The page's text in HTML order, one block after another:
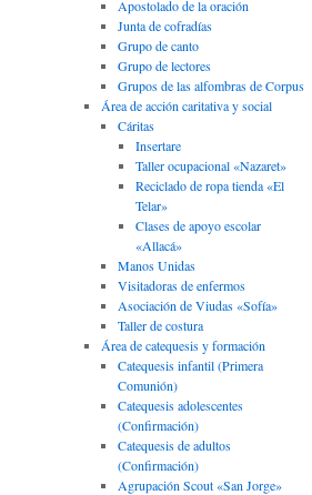
Apostolado de la oración
Junta de cofradías
Grupo de canto
Grupo de lectores
Grupos de las alfombras de Corpus
Área de acción caritativa y social
Cáritas
Insertare
Taller ocupacional «Nazaret»
Reciclado de ropa tienda «El
Telar»
Clases de apoyo escolar
«Allacá»
Manos Unidas
Visitadoras de enfermos
Asociación de Viudas «Sofía»
Taller de costura
Área de catequesis y formación
Catequesis infantil (Primera
Comunión)
Catequesis adolescentes
(Confirmación)
Catequesis de adultos
(Confirmación)
Agrupación Scout «San Jorge»